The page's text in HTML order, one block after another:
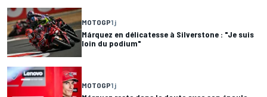
MOTOGP1 j
Márquez en délicatesse à Silverstone : "Je suis
loin du podium"
MOTOGP1 j